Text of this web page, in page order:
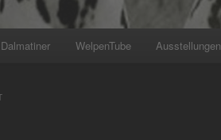
WelpenTube Ausstellungen